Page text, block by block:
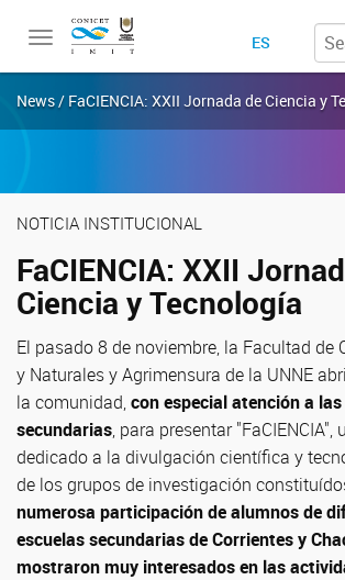
Toggle
ES
News / FaCIENCIA: XXII Jornada de Ciencia y
NOTICIA INSTITUCIONAL
FaCIENCIA: XXII
Ciencia y Tecnología
El pasado 8 de noviembre, la Facultad de
y Naturales y Agrimensura de la UNNE
la comunidad,con especial atención a
secundarias, para presentar "FaCIENCIA",
dedicado a la divulgación científica y
de los grupos de investigación
numerosa participación de alumnos de
escuelas secundarias de Corrientes y
mostraron muy interesados en las